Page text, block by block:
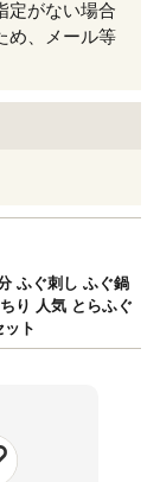
定がない場合
め、メール等
ふぐ刺し ふぐ鍋
り 人気 とらふぐ
ト